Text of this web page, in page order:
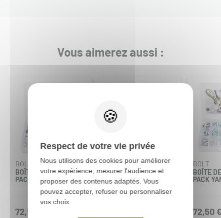
Vous aimerez aussi :
BOLT
BOÎTE DE VIS PRO
PACK HONDA
72,50 €
BOLT
6 VIS DE COURONNE
ARGENT
BOLT
BOÎTE
PACK
72,50
Respect de votre vie privée
Nous utilisons des cookies pour améliorer
votre expérience, mesurer l'audience et
proposer des contenus adaptés. Vous
pouvez accepter, refuser ou personnaliser
vos choix.